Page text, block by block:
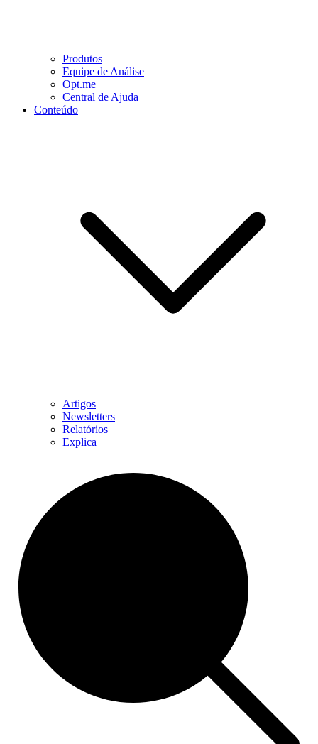
Produtos
Equipe de Análise
Opt.me
Central de Ajuda
Conteúdo
Artigos
Newsletters
Relatórios
Explica